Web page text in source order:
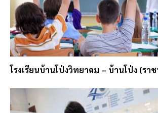
โรงเรียนบ้านโป่งวิทยาคม – บ้านโป่ง (รา